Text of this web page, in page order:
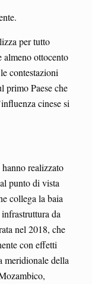
per tutto
almeno ottocento
contestazioni
primo Paese che
cinese si
realizzato
punto di vista
collega la baia
da
nel 2018, che
con effetti
meridionale della